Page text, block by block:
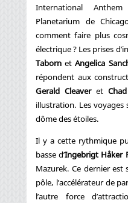
International
Planetarium de
comment faire plus
électrique ? Les prises
Taborn etAngelica
répondent aux
Gerald Cleaveret
illustration. Les voyages
dôme des étoiles.
Il y a cette rythmique
basse d’Ingebrigt Håker
Mazurek. Ce dernier est
pôle, l’accélérateur de
l’autre force